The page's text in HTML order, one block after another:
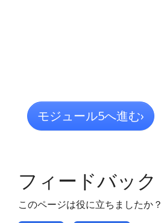
モジュール5へ進む›
フィードバック
このページは役に立ちましたか？